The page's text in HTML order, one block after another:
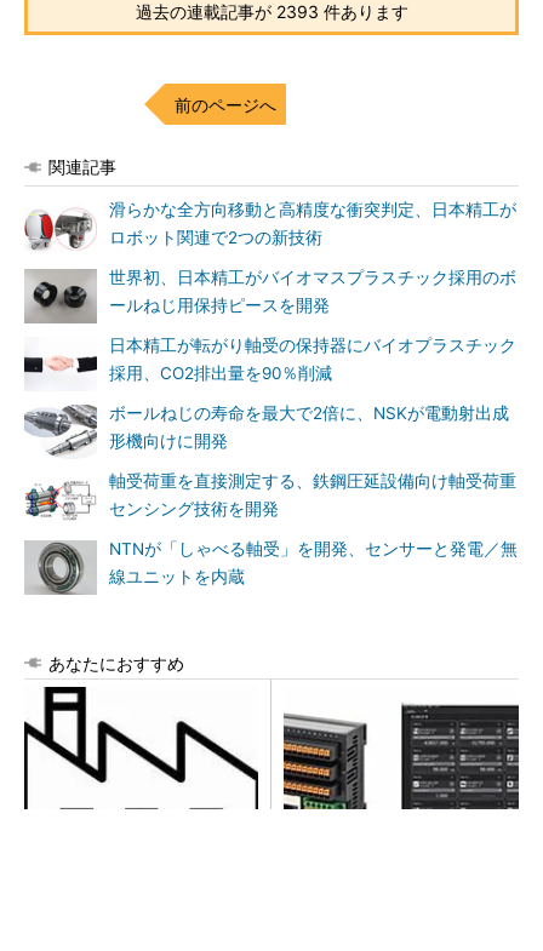
過去の連載記事が 2393 件あります
前のページへ
関連記事
滑らかな全方向移動と高精度な衝突判定、日本精工が
ロボット関連で2つの新技術
世界初、日本精工がバイオマスプラスチック採用のボ
ールねじ用保持ピースを開発
日本精工が転がり軸受の保持器にバイオプラスチック
採用、CO2排出量を90％削減
ボールねじの寿命を最大で2倍に、NSKが電動射出成
形機向けに開発
軸受荷重を直接測定する、鉄鋼圧延設備向け軸受荷重
センシング技術を開発
NTNが「しゃべる軸受」を開発、センサーと発電／無
線ユニットを内蔵
あなたにおすすめ